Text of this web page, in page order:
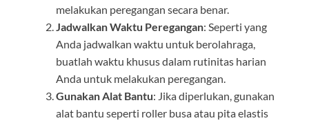
melakukan peregangan secara benar.
Jadwalkan Waktu Peregangan: Seperti yang
Anda jadwalkan waktu untuk berolahraga,
buatlah waktu khusus dalam rutinitas harian
Anda untuk melakukan peregangan.
Gunakan Alat Bantu: Jika diperlukan, gunakan
alat bantu seperti roller busa atau pita elastis